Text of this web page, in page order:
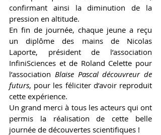
confirmant ainsi la diminution de la
pression en altitude.
En fin de journée, chaque jeune a reçu
un diplôme des mains de Nicolas
Laporte, président de l’association
InfiniSciences et de Roland Celette pour
l’association Blaise Pascal découvreur de
futurs, pour les féliciter d’avoir reproduit
cette expérience.
Un grand merci à tous les acteurs qui ont
permis la réalisation de cette belle
journée de découvertes scientifiques !